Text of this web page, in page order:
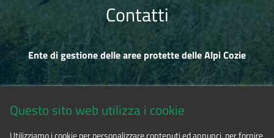
Contatti
Ente di gestione delle aree protette delle Alpi Cozie
Via Fransuà Fontan, 1 - 10050 Salbertrand (TO)
Questo sito web utilizza i cookie